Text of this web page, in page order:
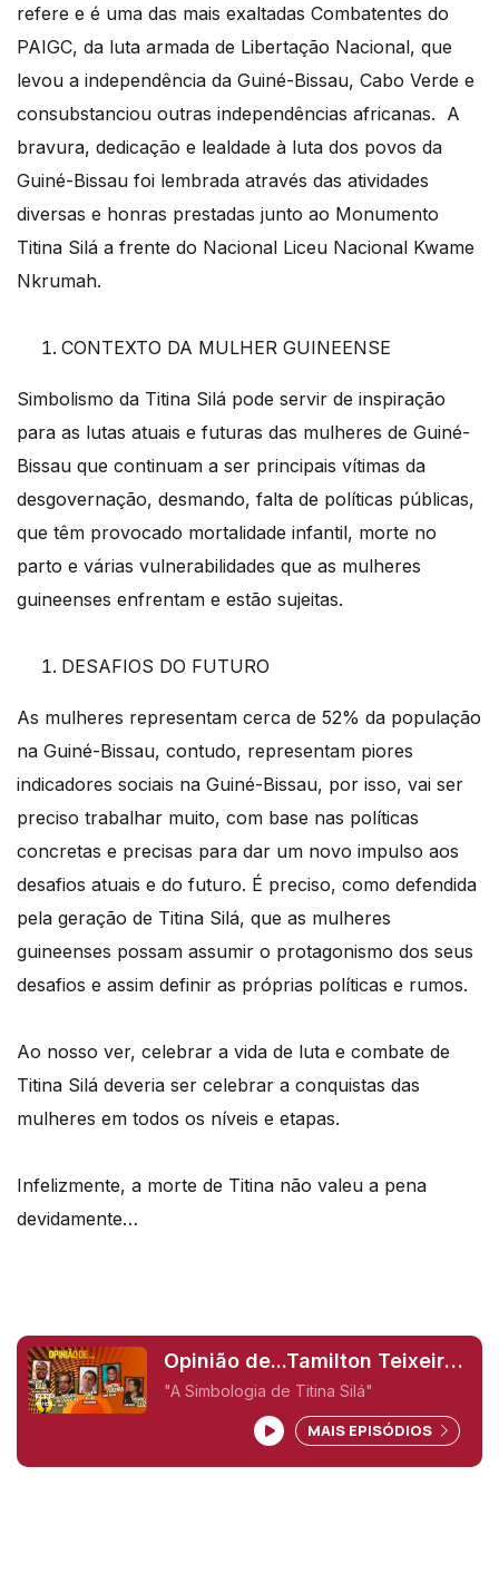
refere e é uma das mais exaltadas Combatentes do
PAIGC, da luta armada de Libertação Nacional, que
levou a independência da Guiné-Bissau, Cabo Verde e
consubstanciou outras independências africanas. A
bravura, dedicação e lealdade à luta dos povos da
Guiné-Bissau foi lembrada através das atividades
diversas e honras prestadas junto ao Monumento
Titina Silá a frente do Nacional Liceu Nacional Kwame
Nkrumah.
CONTEXTO DA MULHER GUINEENSE
Simbolismo da Titina Silá pode servir de inspiração
para as lutas atuais e futuras das mulheres de Guiné-
Bissau que continuam a ser principais vítimas da
desgovernação, desmando, falta de políticas públicas,
que têm provocado mortalidade infantil, morte no
parto e várias vulnerabilidades que as mulheres
guineenses enfrentam e estão sujeitas.
DESAFIOS DO FUTURO
As mulheres representam cerca de 52% da população
na Guiné-Bissau, contudo, representam piores
indicadores sociais na Guiné-Bissau, por isso, vai ser
preciso trabalhar muito, com base nas políticas
concretas e precisas para dar um novo impulso aos
desafios atuais e do futuro. É preciso, como defendida
pela geração de Titina Silá, que as mulheres
guineenses possam assumir o protagonismo dos seus
desafios e assim definir as próprias políticas e rumos.
Ao nosso ver, celebrar a vida de luta e combate de
Titina Silá deveria ser celebrar a conquistas das
mulheres em todos os níveis e etapas.
Infelizmente, a morte de Titina não valeu a pena
devidamente…
Opinião de...Tamilton Teixeira
(Guiné-Bissau),
"A Simbologia de Titina Silá"
MAIS EPISÓDIOS